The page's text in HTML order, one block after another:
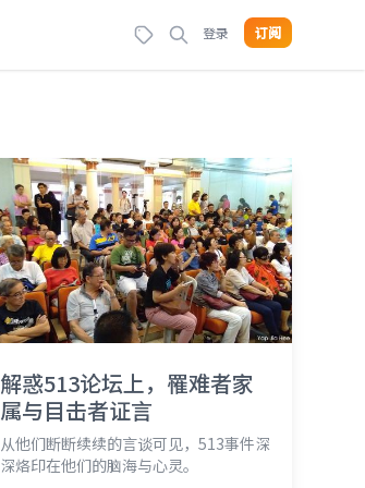
登录 订阅
解惑513论坛上，罹难者家
属与目击者证言
从他们断断续续的言谈可见，513事件深
深烙印在他们的脑海与心灵。